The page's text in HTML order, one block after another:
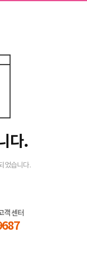
다.
었습니다.
객센터